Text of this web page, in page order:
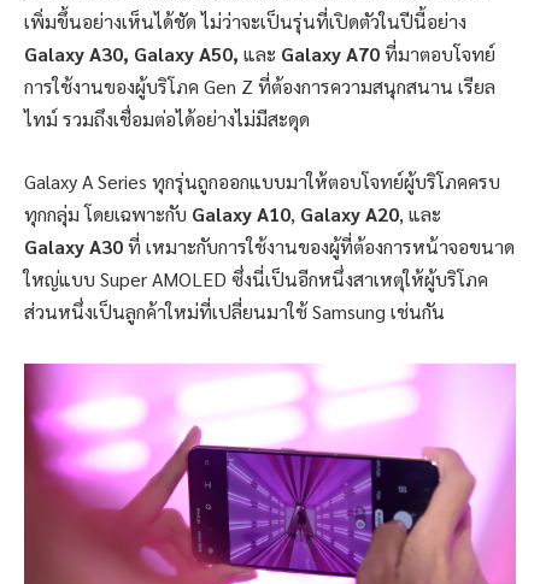
เพิ่มขึ้นอย่างเห็นได้ชัด ไม่ว่าจะเป็นรุ่นที่เปิดตัวในปีนี้อย่าง
Galaxy A30, Galaxy A50, และ Galaxy A70ที่มาตอบโจทย์
การใช้งานของผู้บริโภค Gen Z ที่ต้องการความสนุกสนาน เรียล
ไทม์ รวมถึงเชื่อมต่อได้อย่างไม่มีสะดุด
Galaxy A Series ทุกรุ่นถูกออกแบบมาให้ตอบโจทย์ผู้บริโภคครบ
ทุกกลุ่ม โดยเฉพาะกับ Galaxy A10, Galaxy A20, และ
Galaxy A30ที่ เหมาะกับการใช้งานของผู้ที่ต้องการหน้าจอขนาด
ใหญ่แบบ Super AMOLED ซึ่งนี่เป็นอีกหนึ่งสาเหตุให้ผู้บริโภค
ส่วนหนึ่งเป็นลูกค้าใหม่ที่เปลี่ยนมาใช้ Samsung เช่นกัน